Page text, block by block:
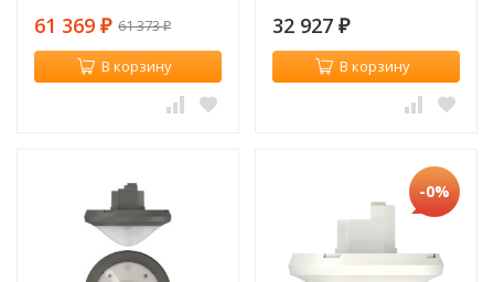
61 369 ₽ 61 373₽
В корзину
32 927 ₽
В корзину
-0%